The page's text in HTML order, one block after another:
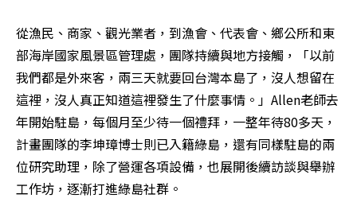
從漁民、商家、觀光業者，到漁會、代表會、鄉公所和東
部海岸國家風景區管理處，團隊持續與地方接觸，「以前
我們都是外來客，兩三天就要回台灣本島了，沒人想留在
這裡，沒人真正知道這裡發生了什麼事情。」Allen老師去
年開始駐島，每個月至少待一個禮拜，一整年待80多天，
計畫團隊的李坤璋博士則已入籍綠島，還有同樣駐島的兩
位研究助理，除了營運各項設備，也展開後續訪談與舉辦
工作坊，逐漸打進綠島社群。